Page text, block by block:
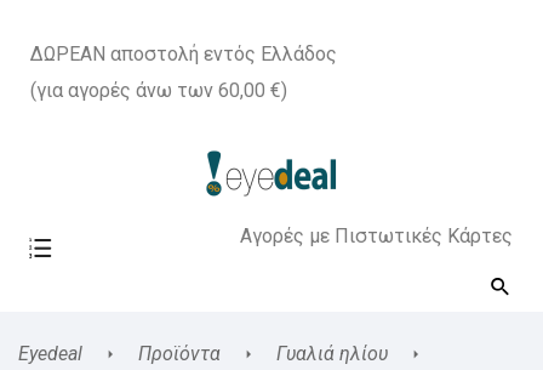
ΔΩΡΕΑΝ αποστολή εντός Ελλάδος
(για αγορές άνω των 60,00 €)
Αγορές με Πιστωτικές Κάρτες
Eyedeal Προϊόντα
Γυαλιά ηλίου